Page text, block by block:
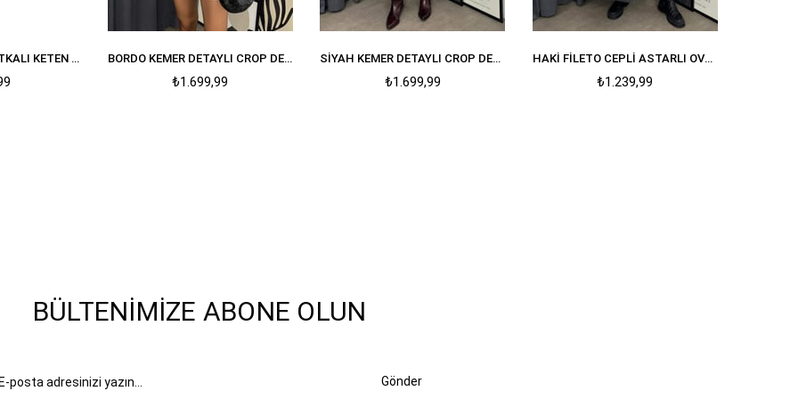
SIYAH ASTARLI VATKALI KETEN DOKULU CROP CEKET BORDO KEMER DETAYLI CROP DERI CEKET
₺1.699,99
SIYAH KEMER DETAYLI CROP DERI CEKET
₺1.699,99
HAKI FILETO CEPLI ASTARLI OVERSIZE BLAZER CEKET
₺1.239,99
BÜLTENIMIZE ABONE OLUN
Gönder